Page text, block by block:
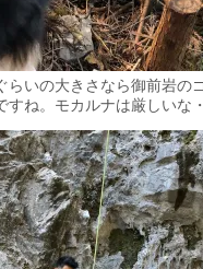
らいの大きさなら御前岩の
すね。モカルナは厳しいな・